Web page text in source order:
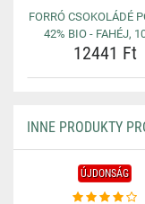
FORRÓ CSOKOLÁDÉ
42% BIO - FAHÉJ,
12441 Ft
INNE PRODUKTY
ÚJDONSÁG